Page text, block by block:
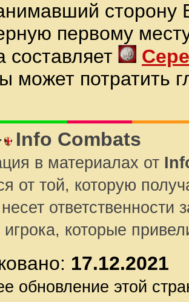
сторону
первому
составляет
может потратить
Info Combats
в материалах от
от той, которую
игрока, которые
17.12.2021
обновление этой